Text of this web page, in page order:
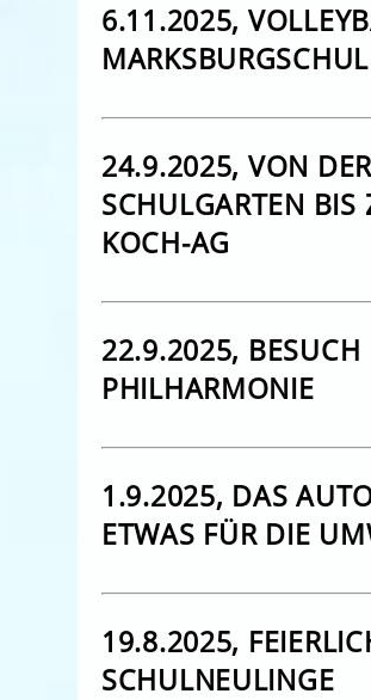
6.11.2025,
24.9.2025, VON
SCHULGARTEN
KOCH-AG
22.9.2025, BESUCH
PHILHARMONIE
1.9.2025, DAS
ETWAS FÜR DIE
19.8.2025,
CHULNEULINGE